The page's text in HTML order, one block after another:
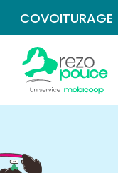
COVOITURAGE